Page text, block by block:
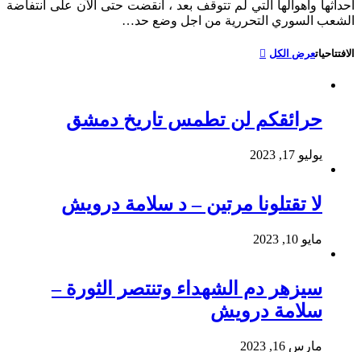
أحداثها وأهوالها التي لم تتوقف بعد ، انقضت حتى الآن على انتفاضة
الشعب السوري التحررية من اجل وضع حد…
الافتتاحياتعرض الكل
حرائقكم لن تطمس تاريخ دمشق
يوليو 17, 2023
لا تقتلونا مرتين – د سلامة درويش
مايو 10, 2023
سيزهر دم الشهداء وتنتصر الثورة –
سلامة درويش
مارس 16, 2023